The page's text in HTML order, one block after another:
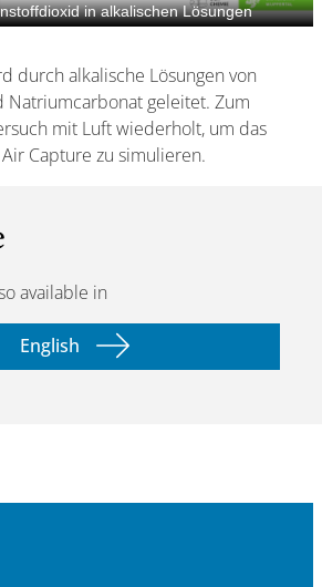
durch alkalische Lösungen von
geleitet. Zum
mit Luft wiederholt, um das
Capture zu simulieren.
available in
English